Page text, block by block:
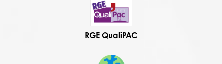
RGE QualiPAC